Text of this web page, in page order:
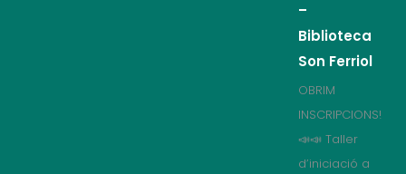
–
Biblioteca
Son Ferriol
OBRIM
INSCRIPCIONS!
📣📣 Taller
d’iniciació a